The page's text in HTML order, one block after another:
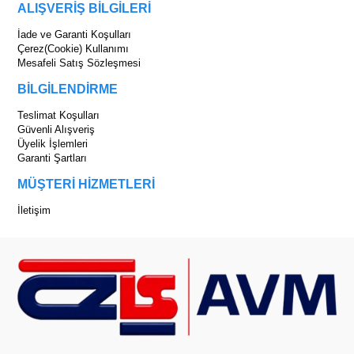
ALIŞVERİŞ BİLGİLERİ
İade ve Garanti Koşulları
Çerez(Cookie) Kullanımı
Mesafeli Satış Sözleşmesi
BİLGİLENDİRME
Teslimat Koşulları
Güvenli Alışveriş
Üyelik İşlemleri
Garanti Şartları
MÜŞTERİ HİZMETLERİ
İletişim